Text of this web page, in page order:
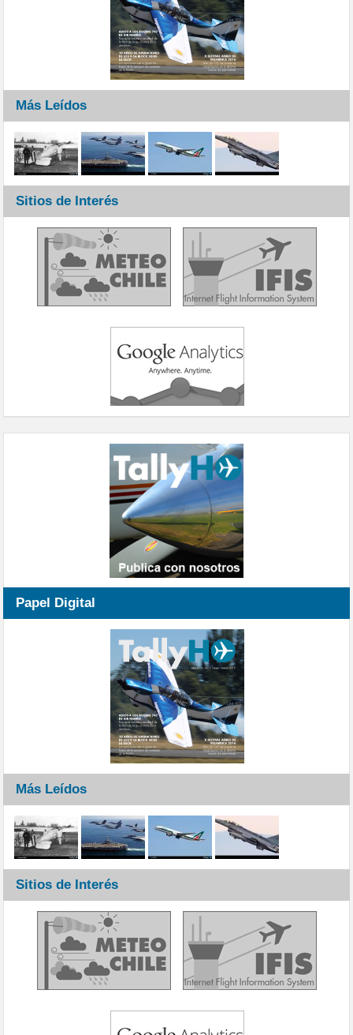
Más Leídos
Sitios de Interés
Papel Digital
Más Leídos
Sitios de Interés